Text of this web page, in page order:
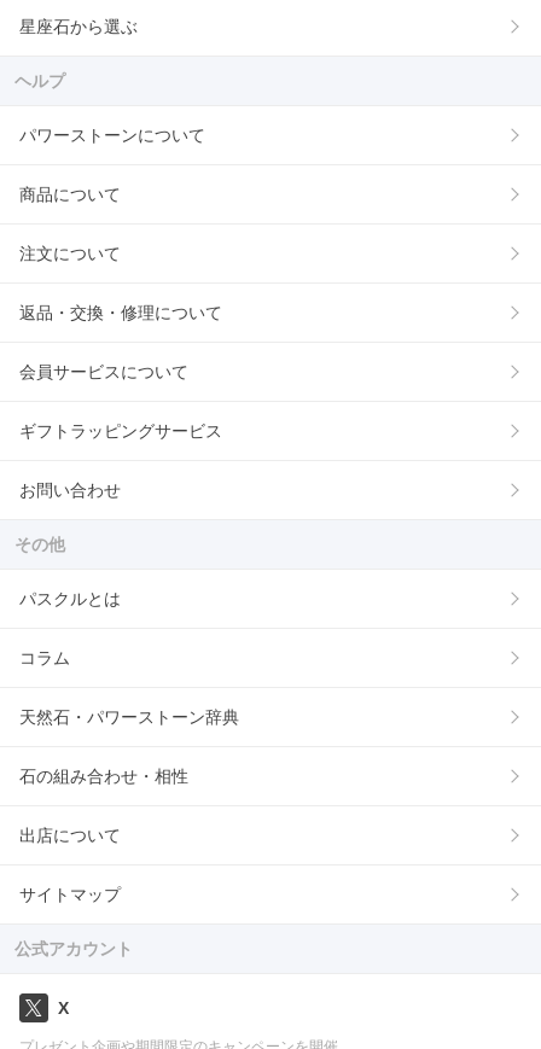
星座石から選ぶ
ヘルプ
パワーストーンについて
商品について
注文について
返品・交換・修理について
会員サービスについて
ギフトラッピングサービス
お問い合わせ
その他
パスクルとは
コラム
天然石・パワーストーン辞典
石の組み合わせ・相性
出店について
サイトマップ
公式アカウント
X